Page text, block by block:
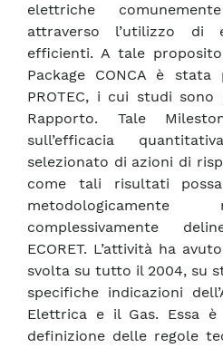
elettriche
attraverso l’utilizzo di
efficienti. A tale
Package CONCA è
PROTEC, i cui studi
Rapporto. Tale
sull’efficacia
selezionato di azioni di
come tali risultati
complessivamente
ECORET. L’attività ha
svolta su tutto il 2004, su
specifiche indicazioni
Elettrica e il Gas. Essa
definizione delle regole